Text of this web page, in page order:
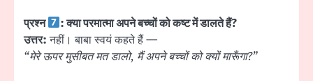
प्रश्न
: क्या परमात्मा अपने बच्चों को कष्ट में डालते हैं?
उत्तर:नहीं। बाबा स्वयं कहते हैं —
“मेरे ऊपर मुसीबत मत डालो, मैं अपने बच्चों को क्यों मारूँगा?”